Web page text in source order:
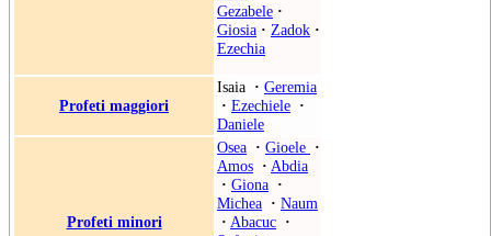
Gezabele ·
Giosia · Zadok ·
Ezechia
Profeti maggiori
Isaia · Geremia
· Ezechiele ·
Daniele
Profeti minori
Osea · Gioele ·
Amos · Abdia
· Giona ·
Michea · Naum
· Abacuc ·